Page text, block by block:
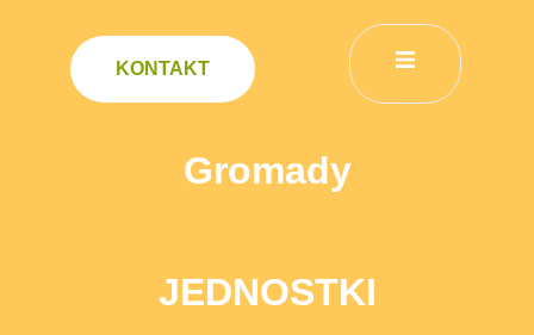
KONTAKT
Gromady
JEDNOSTKI